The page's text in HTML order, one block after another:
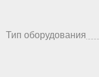
Тип оборудования